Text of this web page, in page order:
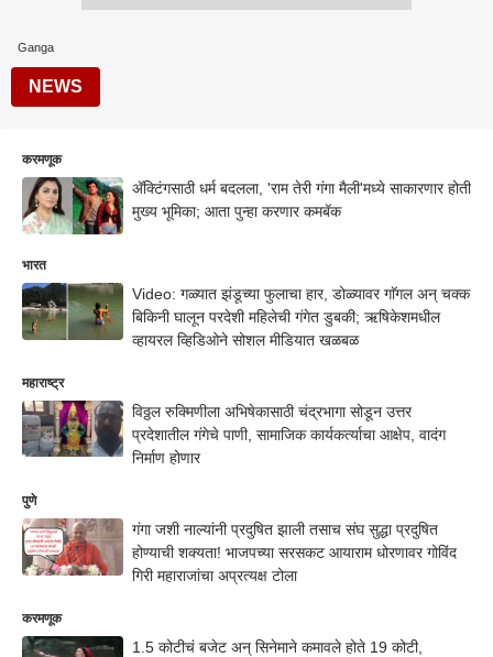
Ganga
NEWS
करमणूक
अ‍ॅक्टिंगसाठी धर्म बदलला, 'राम तेरी गंगा मैली'मध्ये साकारणार होती
मुख्य भूमिका; आता पुन्हा करणार कमबॅक
भारत
Video: गळ्यात झंडूच्या फुलाचा हार, डोळ्यावर गाॅगल अन् चक्क
बिकिनी घालून परदेशी महिलेची गंगेत डुबकी; ऋषिकेशमधील
व्हायरल व्हिडिओने सोशल मीडियात खळबळ
महाराष्ट्र
विठ्ठल रुक्मिणीला अभिषेकासाठी चंद्रभागा सोडून उत्तर
प्रदेशातील गंगेचे पाणी, सामाजिक कार्यकर्त्याचा आक्षेप, वादंग
निर्माण होणार
पुणे
गंगा जशी नाल्यांनी प्रदुषित झाली तसाच संघ सुद्धा प्रदुषित
होण्याची शक्यता! भाजपच्या सरसकट आयाराम धोरणावर गोविंद
गिरी महाराजांचा अप्रत्यक्ष टोला
करमणूक
1.5 कोटीचं बजेट अन् सिनेमाने कमावले होते 19 कोटी,